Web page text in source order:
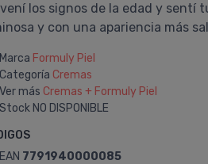
los signos de la edad y sentí­
y con una apariencia más
Marca Formuly Piel
Categoría Cremas
Ver más Cremas + Formuly Piel
Stock NO DISPONIBLE
EAN 7791940000085